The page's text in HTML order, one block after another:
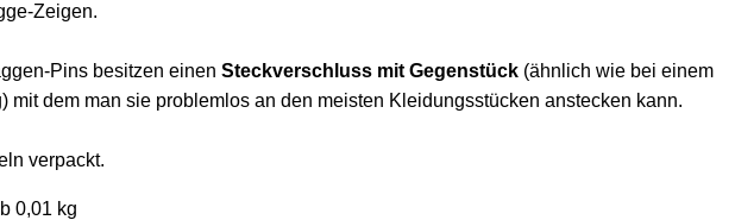
Zeigen.
Pins besitzen einen Steckverschluss mit Gegenstück (ähnlich wie bei einem
mit dem man sie problemlos an den meisten Kleidungsstücken anstecken kann.
verpackt.
0,01 kg